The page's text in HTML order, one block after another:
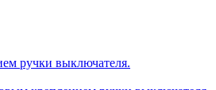
ручки выключателя.